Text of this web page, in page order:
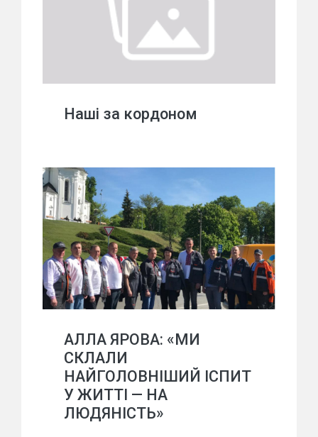
Наші за кордоном
АЛЛА ЯРОВА: «МИ
СКЛАЛИ
НАЙГОЛОВНІШИЙ ІСПИТ
У ЖИТТІ — НА
ЛЮДЯНІСТЬ»